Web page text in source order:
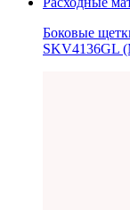
Боковые
SKV4136GL